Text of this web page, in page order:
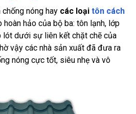
nóng hay các loại tôn cách
hoàn hảo của bộ ba: tôn lạnh, lớp
lót dưới sự liên kết chặt chẽ của
vậy các nhà sản xuất đã đưa ra
nóng cực tốt, siêu nhẹ và vô